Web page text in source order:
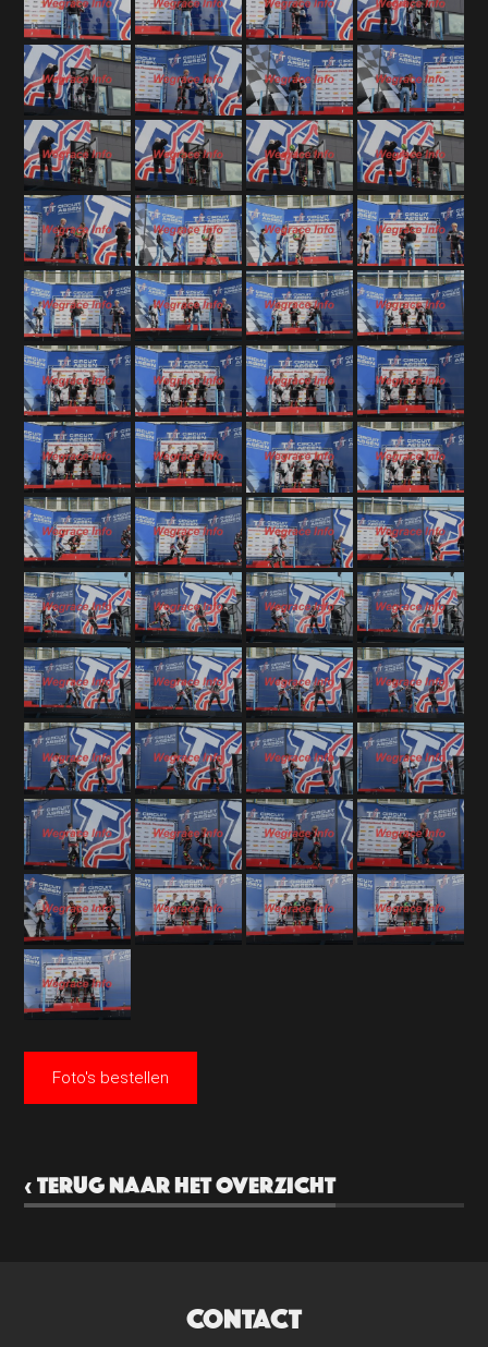
Foto's bestellen
‹ TERUG NAAR HET OVERZICHT
CONTACT